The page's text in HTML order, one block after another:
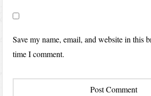
Save my name, email, and website in this
time I comment.